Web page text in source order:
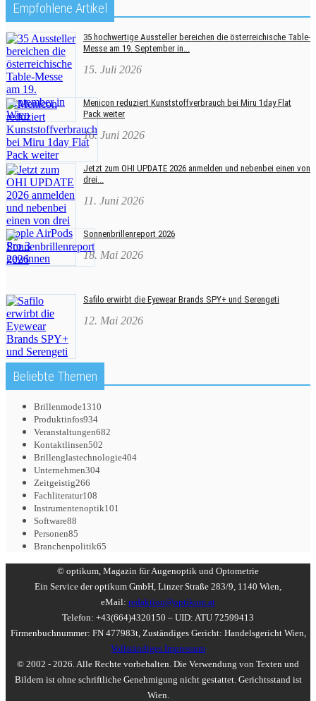
Empfohlene Artikel
35 hochwertige Aussteller bereichen die österreichische Table-
Messe am 19. September in...
15. Juli 2026
Menicon reduziert Kunststoffverbrauch bei Miru 1day Flat
Pack weiter
16. Juni 2026
Jetzt zum OHI UPDATE 2026 anmelden und nebenbei einen von
drei...
11. Juni 2026
Sonnenbrillenreport 2026
18. Mai 2026
Safilo erwirbt die Eyewear Brands SPY+ und Serengeti
12. Mai 2026
Beliebte Themen
Brillenmode1310
Produktinfos934
Veranstaltungen682
Kontaktlinsen502
Brillenglastechnologie404
Unternehmen304
Zeitgeistig266
Fachliteratur108
Instrumentenoptik101
Software88
Personen85
Branchenpolitik65
© optikum, Magazin für Augenoptik und Optometrie
Ein Service der optikum GmbH, Linzer Straße 283/9, 1140 Wien,
eMail: redaktion@optikum.at
Telefon: +43(664)4320150 – UID: ATU 72599413
Firmenbuchnummer: FN 477983t, Zuständiges Gericht: Handelsgericht Wien,
Vollständiges Impressum
© 2002 - 2026. Alle Rechte vorbehalten. Die Verwendung von Texten und
Bildern ist ohne schriftliche Genehmigung nicht gestattet. Gerichtsstand ist
Wien.